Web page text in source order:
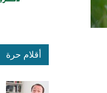
أقلام حرة